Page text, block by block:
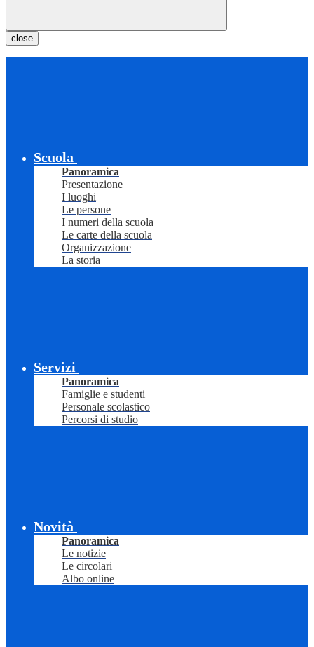
close
Scuola
Panoramica
Presentazione
I luoghi
Le persone
I numeri della scuola
Le carte della scuola
Organizzazione
La storia
Servizi
Panoramica
Famiglie e studenti
Personale scolastico
Percorsi di studio
Novità
Panoramica
Le notizie
Le circolari
Albo online